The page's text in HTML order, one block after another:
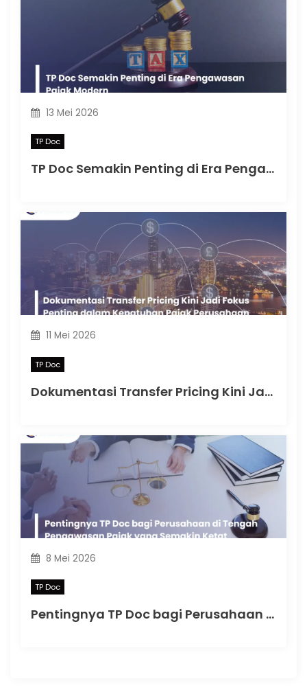
13 Mei 2026
TP Doc
TP Doc Semakin Penting di Era Pengawasan Pajak Modern
11 Mei 2026
TP Doc
Dokumentasi Transfer Pricing Kini Jadi Fokus Penting dalam Kepatuhan Pajak Perusahaan
8 Mei 2026
TP Doc
Pentingnya TP Doc bagi Perusahaan di Tengah Pengawasan Pajak yang Semakin Ketat